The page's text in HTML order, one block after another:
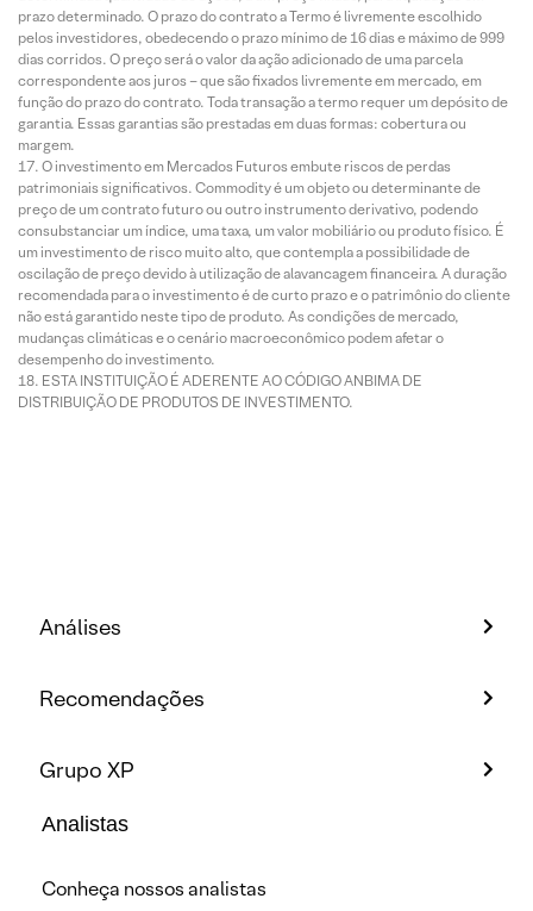
prazo determinado. O prazo do contrato a Termo é livremente escolhido
pelos investidores, obedecendo o prazo mínimo de 16 dias e máximo de 999
dias corridos. O preço será o valor da ação adicionado de uma parcela
correspondente aos juros – que são fixados livremente em mercado, em
função do prazo do contrato. Toda transação a termo requer um depósito de
garantia. Essas garantias são prestadas em duas formas: cobertura ou
margem.
O investimento em Mercados Futuros embute riscos de perdas
patrimoniais significativos. Commodity é um objeto ou determinante de
preço de um contrato futuro ou outro instrumento derivativo, podendo
consubstanciar um índice, uma taxa, um valor mobiliário ou produto físico. É
um investimento de risco muito alto, que contempla a possibilidade de
oscilação de preço devido à utilização de alavancagem financeira. A duração
recomendada para o investimento é de curto prazo e o patrimônio do cliente
não está garantido neste tipo de produto. As condições de mercado,
mudanças climáticas e o cenário macroeconômico podem afetar o
desempenho do investimento.
ESTA INSTITUIÇÃO É ADERENTE AO CÓDIGO ANBIMA DE
DISTRIBUIÇÃO DE PRODUTOS DE INVESTIMENTO.
Análises
Recomendações
Grupo XP
Analistas
Conheça nossos analistas